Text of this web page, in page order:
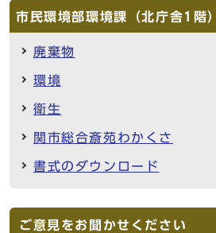
市民環境部環境課（北庁舎1階）
廃棄物
環境
衛生
関市総合斎苑わかくさ
書式のダウンロード
ご意見をお聞かせください